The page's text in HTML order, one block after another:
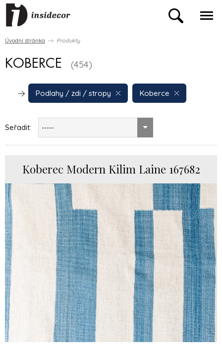
Úvodní stránka Produkty
KOBERCE (454)
Podlahy / zdi / stropy Koberce
Seřadit: -----
Koberec Modern Kilim Laine 167682